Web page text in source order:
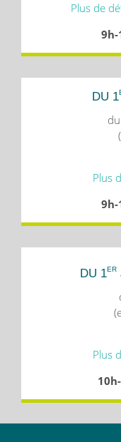
Plus de
9h-
DU 1
Plus
9h-
DU 1ER
Plus